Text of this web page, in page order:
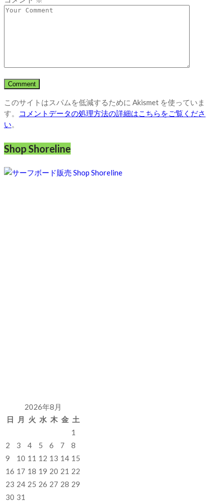
このサイトはスパムを低減するために Akismet を使っていま
す。
コメントデータの処理方法の詳細はこちらをご覧くださ
い。
Shop Shoreline
2026年8月
日
月 火 水 木 金 土
1
2
3 4 5 6 7
8
9
10 11 12 13 14 15
16 17 18 19 20 21 22
23 24 25 26 27 28 29
30 31